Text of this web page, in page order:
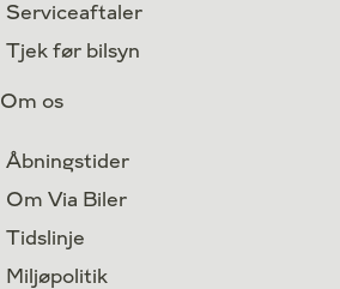
Serviceaftaler
Tjek før bilsyn
Om os
Åbningstider
Om Via Biler
Tidslinje
Miljøpolitik